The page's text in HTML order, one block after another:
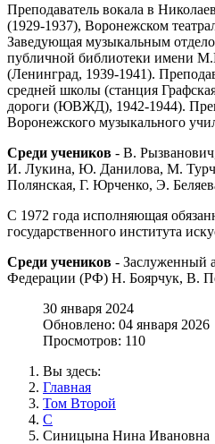
Преподаватель вокала в
(1929-1937), Воронежском
Заведующая музыкальным
публичной библиотеки имени
(Ленинград, 1939-1941).
средней школы (станция
дороги (ЮВЖД), 1942-1944).
Воронежского музыкального
Среди учеников - В.
И. Лукина, Ю. Данилова, М.
Полянская, Г. Юрченко, Э.
С 1972 года исполняющая
государственного института
Среди учеников - Заслуженный
Федерации (РФ) Н. Боярчук, В.
30 января 2024
Обновлено: 04 января 2026
Просмотров: 110
Вы здесь:
Главная
Том Второй
С
Синицына Нина Ивановна